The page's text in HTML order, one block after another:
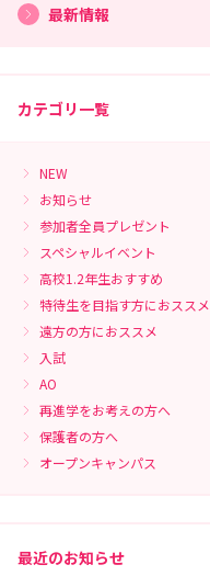
最新情報
カテゴリ一覧
NEW
お知らせ
参加者全員プレゼント
スペシャルイベント
高校1.2年生おすすめ
特待生を目指す方におススメ
遠方の方におススメ
入試
AO
再進学をお考えの方へ
保護者の方へ
オープンキャンパス
最近のお知らせ